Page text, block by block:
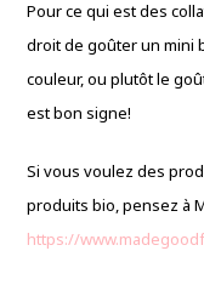
Pour ce qui est des
droit de goûter un mini
couleur, ou plutôt le
est bon signe!
Si vous voulez des
produits bio, pensez à
https://